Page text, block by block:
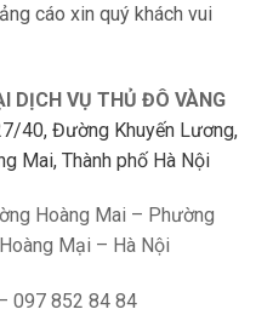
cáo xin quý khách vui
DỊCH VỤ THỦ ĐÔ VÀNG
40, Đường Khuyến Lương,
Mai, Thành phố Hà Nội
Hoàng Mai – Phường
Mại – Hà Nội
097 852 84 84